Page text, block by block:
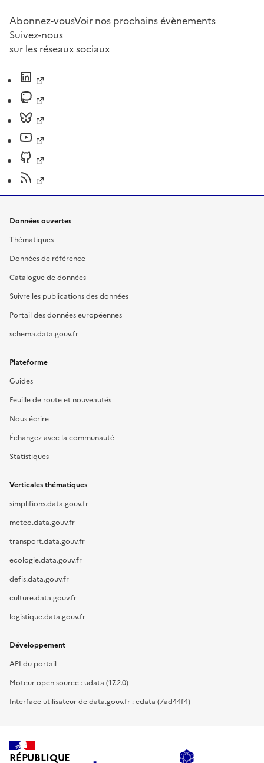
Abonnez-vousVoir nos prochains évènements
Suivez-nous
sur les réseaux sociaux
Données ouvertes
Thématiques
Données de référence
Catalogue de données
Suivre les publications des données
Portail des données européennes
schema.data.gouv.fr
Plateforme
Guides
Feuille de route et nouveautés
Nous écrire
Échangez avec la communauté
Statistiques
Verticales thématiques
simplifions.data.gouv.fr
meteo.data.gouv.fr
transport.data.gouv.fr
ecologie.data.gouv.fr
defis.data.gouv.fr
culture.data.gouv.fr
logistique.data.gouv.fr
Développement
API du portail
Moteur open source : udata (17.2.0)
Interface utilisateur de data.gouv.fr : cdata (7ad44f4)
RÉPUBLIQUE